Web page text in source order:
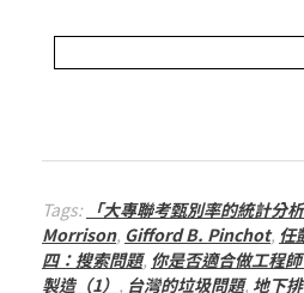
0
Tags: 「大專聯考甄別率的統計分
Morrison, Gifford B. Pinchot, 任
四：搜索問題, 你是否適合做工程
製造（1） , 台灣的垃圾問題, 地下